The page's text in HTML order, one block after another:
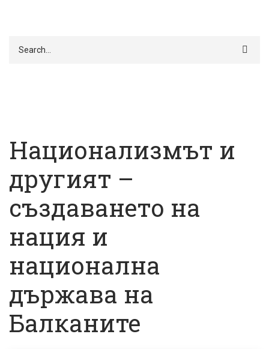
Национализмът и
другият –
създаването на
нация и
национална
държава на
Балканите